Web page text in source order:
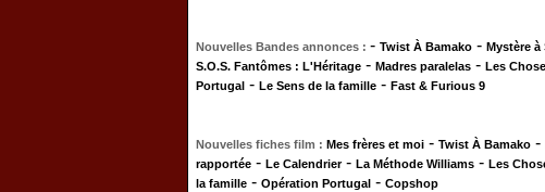
Nouvelles Bandes annonces : - Twist À Bamako - Mystère à
S.O.S. Fantômes : L'Héritage - Madres paralelas - Les
Portugal - Le Sens de la famille - Fast & Furious 9
Nouvelles fiches film : Mes frères et moi - Twist À Bamako -
rapportée - Le Calendrier- La Méthode Williams - Les
la famille - Opération Portugal - Copshop